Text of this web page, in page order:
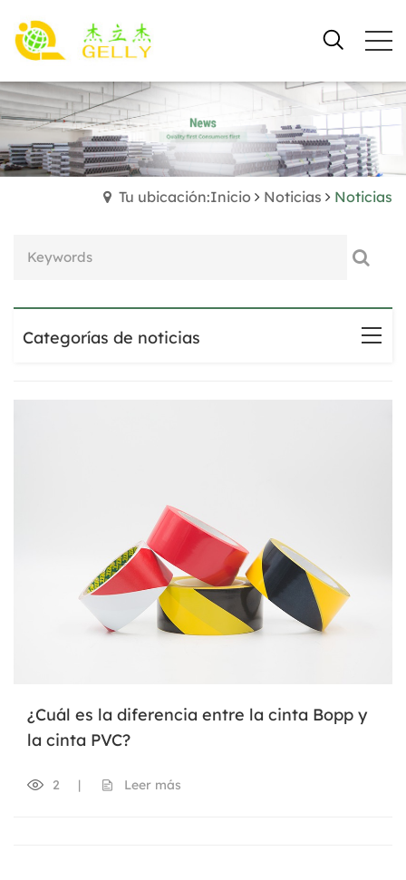
Tu ubicación:Inicio Noticias Noticias
Categorías de noticias
¿Cuál es la diferencia entre la cinta Bopp y
la cinta PVC?
2 | Leer más